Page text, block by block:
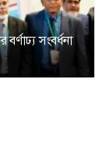
সংবর্ধনা